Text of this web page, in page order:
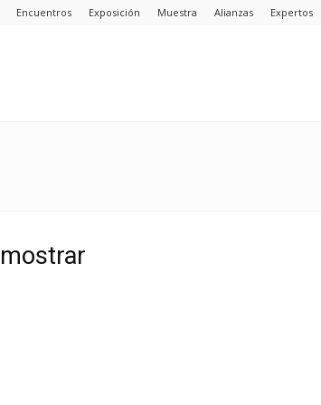
Encuentros Exposición Muestra Alianzas Expertos